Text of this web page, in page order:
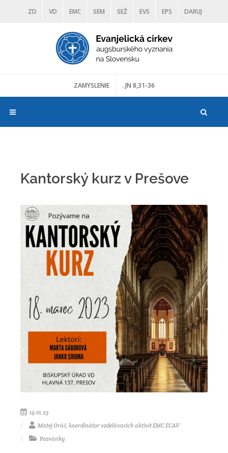
ZD VD EMC SEM SEŽ EVS EPS DARUJ
DIAKONIA ŠKOLY TRANOSCIUS
ZAMYSLENIE . JN 8,31-36
Kantorský kurz v Prešove
19.01.23
Matej Oráč, koordinátor vzdelávacích aktivít EMC ECAV
Pozvánky